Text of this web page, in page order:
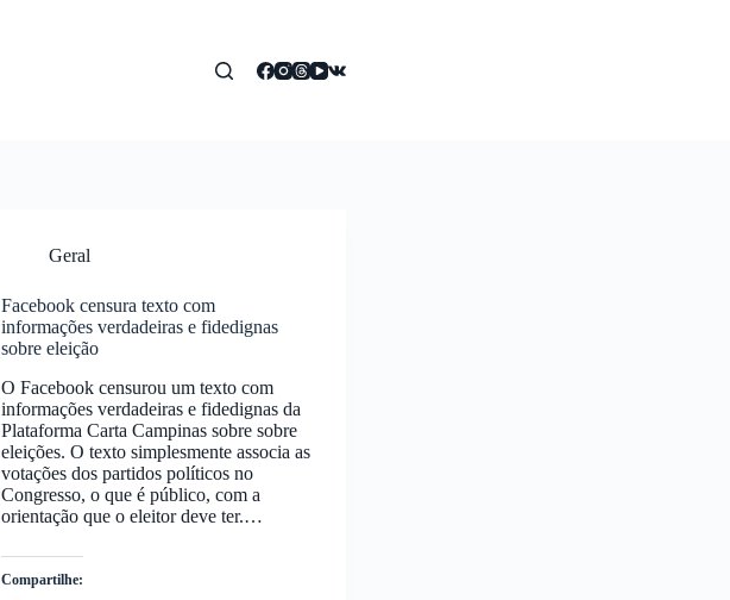
Geral
Facebook censura texto com
informações verdadeiras e fidedignas
sobre eleição
O Facebook censurou um texto com
informações verdadeiras e fidedignas da
Plataforma Carta Campinas sobre sobre
eleições. O texto simplesmente associa as
votações dos partidos políticos no
Congresso, o que é público, com a
orientação que o eleitor deve ter.…
Compartilhe: